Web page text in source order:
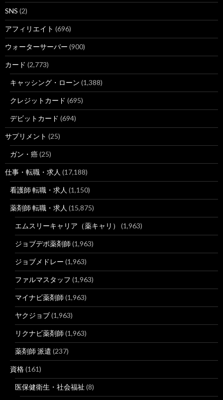
SNS (2)
アフィリエイト (696)
ウォーターサーバー (900)
カード (2,773)
キャッシング・ローン (1,388)
クレジットカード (695)
デビットカード (694)
サプリメント (25)
ガン・癌(25)
仕事・転職・求人 (17,188)
看護師 転職・求人 (1,150)
薬剤師 転職・求人 (15,875)
エムスリーキャリア（薬キャリ） (1,963)
ジョブデポ薬剤師 (1,963)
ジョブメドレー (1,963)
ファルマスタッフ (1,963)
マイナビ薬剤師 (1,963)
ヤクジョブ(1,963)
リクナビ薬剤師 (1,963)
薬剤師 派遣 (237)
資格(161)
医保健衛生・社会福祉 (8)